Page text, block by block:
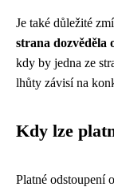
Je také důležité
strana dozvěděla
kdy by jedna ze
lhůty závisí na
Kdy lze
Platné odstoupení